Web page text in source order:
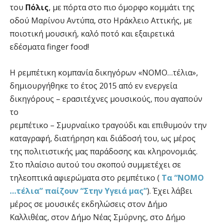
του Πόλις, με πόρτα στο πιο όμορφο κομμάτι της
οδού Μαρίνου Αντύπα, στο Ηράκλειο Αττικής, με
ποιοτική μουσική, καλό ποτό και εξαιρετικά
εδέσματα finger food!
Η ρεμπέτικη κομπανία δικηγόρων «ΝΟΜΟ…τέλια»,
δημιουργήθηκε το έτος 2015 από εν ενεργεία
δικηγόρους – ερασιτέχνες μουσικούς, που αγαπούν
το
ρεμπέτικο – Σμυρναίικο τραγούδι και επιθυμούν την
καταγραφή, διατήρηση και διάδοσή του, ως μέρος
της πολιτιστικής μας παράδοσης και κληρονομιάς.
Στο πλαίσιο αυτού του σκοπού συμμετέχει σε
τηλεοπτικά αφιερώματα στο ρεμπέτικο ( Τα “ΝΟΜΟ
…τέλια” παίζουν “Στην Υγειά μας”). Έχει λάβει
μέρος σε μουσικές εκδηλώσεις στον Δήμο
Καλλιθέας, στον Δήμο Νέας Σμύρνης, στο Δήμο